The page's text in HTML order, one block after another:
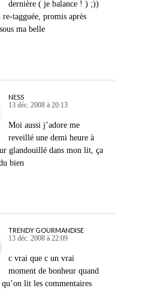
dernière ( je balance ! ) ;))
re-tagguée, promis après
ma belle
NESS
13 déc. 2008 à 20:13
Moi aussi j’adore me
reveillé une demi heure à
glandouillé dans mon lit, ça
bien
TRENDY GOURMANDISE
13 déc. 2008 à 22:09
c vrai que c un vrai
moment de bonheur quand
lit les commentaires